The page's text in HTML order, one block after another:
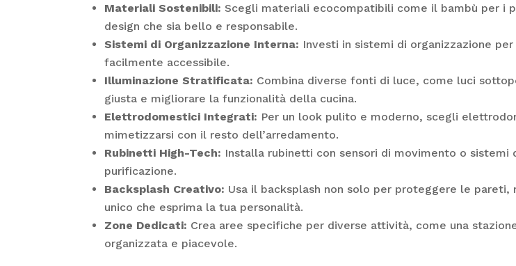
Materiali Sostenibili: Scegli materiali ecocompatibili come il bambù per i
design che sia bello e responsabile.
Sistemi di Organizzazione Interna: Investi in sistemi di organizzazione
facilmente accessibile.
Illuminazione Stratificata: Combina diverse fonti di luce, come luci
giusta e migliorare la funzionalità della cucina.
Elettrodomestici Integrati: Per un look pulito e moderno, scegli
mimetizzarsi con il resto dell’arredamento.
Rubinetti High-Tech: Installa rubinetti con sensori di movimento o
purificazione.
Backsplash Creativo: Usa il backsplash non solo per proteggere le
unico che esprima la tua personalità.
Zone Dedicati: Crea aree specifiche per diverse attività, come una
organizzata e piacevole.